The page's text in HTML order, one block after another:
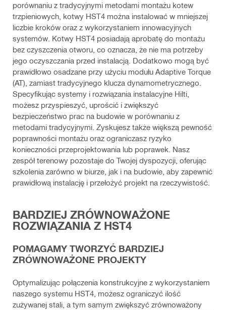
porównaniu z tradycyjnymi metodami montażu kotew
trzpieniowych, kotwy HST4 można instalować w mniejszej
liczbie kroków oraz z wykorzystaniem innowacyjnych
systemów. Kotwy HST4 posiadają aprobatę do montażu
bez czyszczenia otworu, co oznacza, że nie ma potrzeby
jego oczyszczania przed instalacją. Dodatkowo mogą być
prawidłowo osadzane przy użyciu modułu Adaptive Torque
(AT), zamiast tradycyjnego klucza dynamometrycznego.
Specyfikując systemy i rozwiązania instalacyjne Hilti,
możesz przyspieszyć, uprościć i zwiększyć
bezpieczeństwo prac na budowie w porównaniu z
metodami tradycyjnymi. Zyskujesz także większą pewność
poprawności montażu oraz ograniczasz ryzyko
konieczności przeprojektowania lub poprawek. Nasz
zespół terenowy pozostaje do Twojej dyspozycji, oferując
szkolenia zarówno w biurze, jak i na budowie, aby zapewnić
prawidłową instalację i przełożyć projekt na rzeczywistość.
BARDZIEJ ZRÓWNOWAŻONE
ROZWIĄZANIA Z HST4
POMAGAMY TWORZYĆ BARDZIEJ
ZRÓWNOWAŻONE PROJEKTY
Optymalizując połączenia konstrukcyjne z wykorzystaniem
naszego systemu HST4, możesz ograniczyć ilość
zużywanej stali, a tym samym zwiększyć zrównoważony